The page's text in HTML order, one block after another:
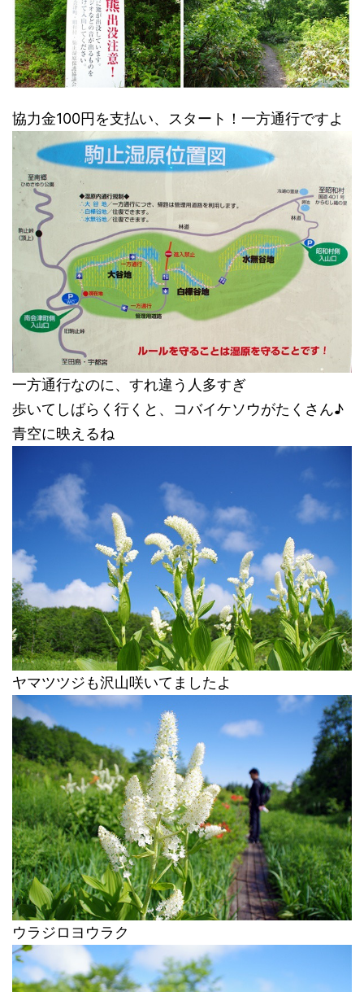
協力金100円を支払い、スタート！一方通行ですよ
一方通行なのに、すれ違う人多すぎ
歩いてしばらく行くと、コバイケソウがたくさん♪
青空に映えるね
ヤマツツジも沢山咲いてましたよ
ウラジロヨウラク